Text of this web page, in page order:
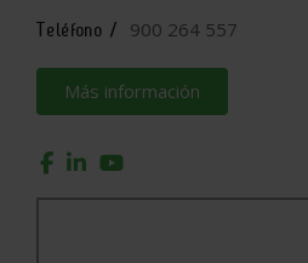
Teléfono / 900 264 557
Más información